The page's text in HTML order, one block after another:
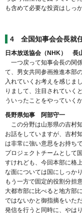
も含めて必要な投資はしっ
4 全国知事会会長就
日本放送協会（NHK）
一つ戻って知事会長の関
て、男女共同参画推進本部
入れていくお考えを感じま
りまして、注目されていく
ういったことをやっていく
長野県知事 阿部守一
この分野は山形県の吉村
お話をしていますが、吉村
は非常に強い意思をお持ち
プロジェクトチームとして
すけれども、今回本部に格
な面については国にしっか
もう一方で固定的役割分担
大都市部に比べると地方部
ではないかと御指摘をいた
発信を行うと同時に、やは